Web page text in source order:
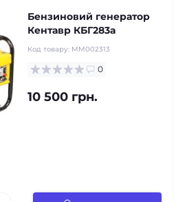
Бензиновий генератор
Кентавр КБГ283а
Код товару: MM002313
0
10 500 грн.